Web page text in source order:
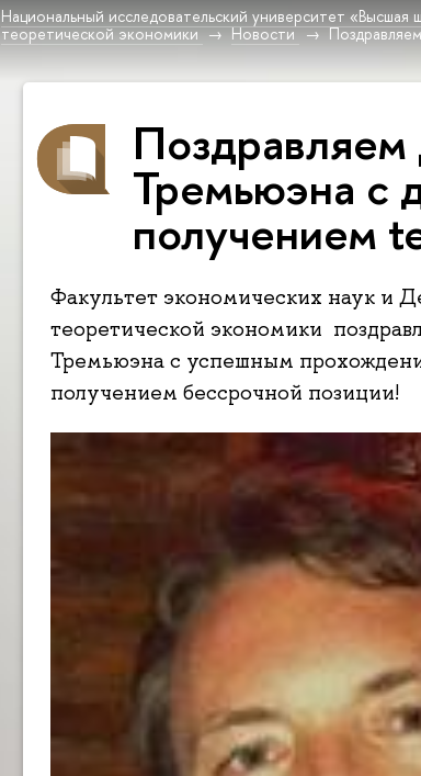
Национальный исследовательский университет «Высшая
теоретической экономики
Новости
Тремьюэна с
получением
Факультет экономических наук и
теоретической экономики
Тремьюэна с успешным
получением бессрочной позиции!